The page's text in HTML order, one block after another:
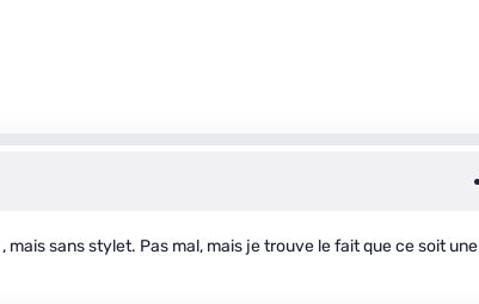
, mais sans stylet. Pas mal, mais je trouve le fait que ce soit une